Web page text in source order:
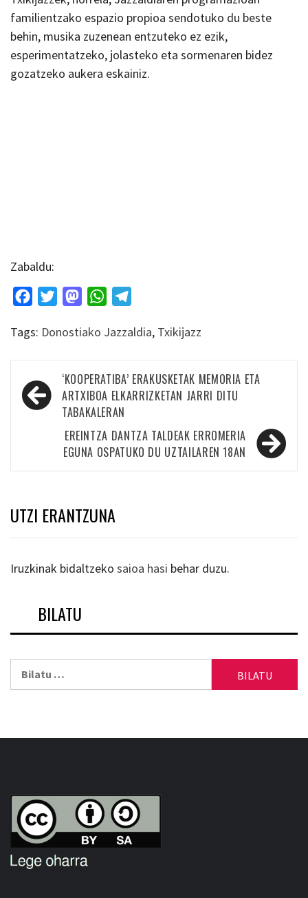
familientzako espazio propioa sendotuko du beste
behin, musika zuzenean entzuteko ez ezik,
esperimentatzeko, jolasteko eta sormenaren bidez
gozatzeko aukera eskainiz.
Zabaldu:
FacebookTwitterMastodonWhatsApp
Tags: Donostiako Jazzaldia, Txikijazz
Bidalketetan
zehar
nabigatu
‘KOOPERATIBA’ ERAKUSKETAK MEMORIA ETA
ARTXIBOA ELKARRIZKETAN JARRI DITU
TABAKALERAN
EREINTZA DANTZA TALDEAK ERROMERIA
EGUNA OSPATUKO DU UZTAILAREN 18AN
UTZI ERANTZUNA
Iruzkinak bidaltzeko saioa hasi behar duzu.
BILATU